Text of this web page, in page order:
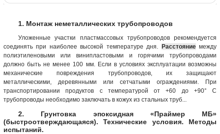
1. Монтаж неметаллических трубопроводов
Уложенные участки пластмассовых трубопроводов рекомендуется
соединять при наиболее высокой температуре дня. Расстояниемежду
полиэтиленовыми или винипластовыми и горячими трубопроводами
должно быть не менее 100 мм. Если в условиях эксплуатации возможны
механические повреждения трубопроводов, их защищают
металлическими, деревянными или сетчатыми ограждениями. При
транспортировании продуктов с температурой от +60 до +90° С
трубопроводы необходимо заключать в кожух из стальных труб...
2. Грунтовка эпоксидная «Праймер МБ»
(быстроотверждающаяся). Технические условия. Методы
испытаний.